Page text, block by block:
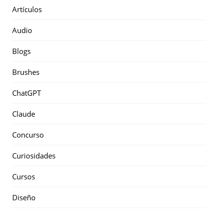
Artículos
Audio
Blogs
Brushes
ChatGPT
Claude
Concurso
Curiosidades
Cursos
Diseño